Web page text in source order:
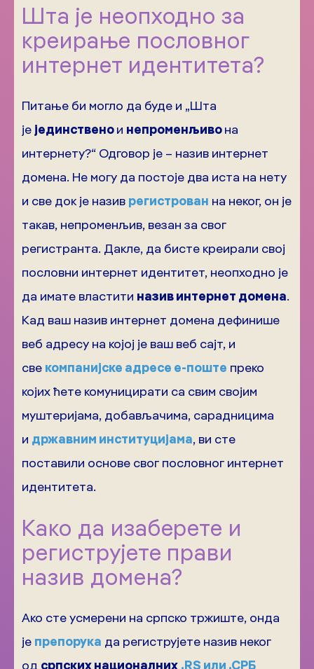
Шта је неопходно за
креирање пословног
интернет идентитета?
Питање би могло да буде и „Шта
је јединственои непроменљивона
интернету?“ Одговор је – назив интернет
домена. Не могу да постоје два иста на нету
и све док је назив регистрован на неког, он је
такав, непроменљив, везан за свог
регистранта. Дакле, да бисте креирали свој
пословни интернет идентитет, неопходно је
да имате властити назив интернет домена.
Кад ваш назив интернет домена дефинише
веб адресу на којој је ваш веб сајт, и
све компанијске адресе е-поште преко
којих ћете комуницирати са свим својим
муштеријама, добављачима, сарадницима
и државним институцијама, ви сте
поставили основе свог пословног интернет
идентитета.
Како да изаберете и
региструјете прави
назив домена?
Ако сте усмерени на српско тржиште, онда
је препорука да региструјете назив неког
од српских националних .RS или .СРБ